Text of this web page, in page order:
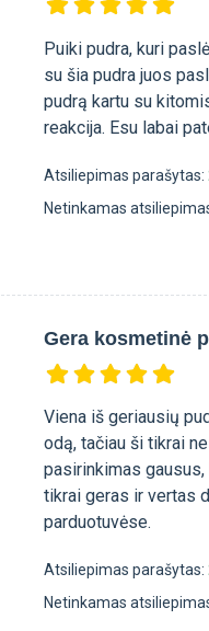
Puiki pudra, kuri
su šia pudra juos
pudrą kartu su
reakcija. Esu labai
Atsiliepimas parašytas:
Netinkamas
Gera kosmetinė
Viena iš geriausių
odą, tačiau ši tikrai
pasirinkimas
tikrai geras ir vertas
parduotuvėse.
Atsiliepimas parašytas:
Netinkamas